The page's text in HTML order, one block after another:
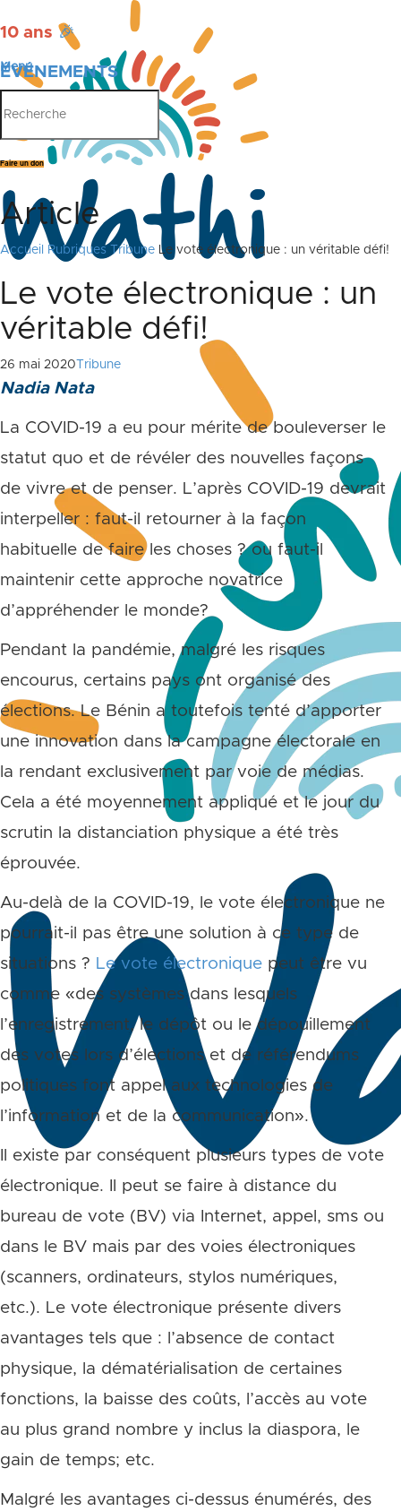
10 ans 🎉
ÉVÉNEMENTS
PUBLICATIONS
Menu
Faire un don
Article
Accueil Rubriques Tribune Le vote électronique : un véritable défi!
Le vote électronique : un
véritable défi!
26 mai 2020 Tribune
Nadia Nata
La COVID-19 a eu pour mérite de bouleverser le
statut quo et de révéler des nouvelles façons
de vivre et de penser. L’après COVID-19 devrait
interpeller : faut-il retourner à la façon
habituelle de faire les choses ? ou faut-il
maintenir cette approche novatrice
d’appréhender le monde?
Pendant la pandémie, malgré les risques
encourus, certains pays ont organisé des
élections. Le Bénin a toutefois tenté d’apporter
une innovation dans la campagne électorale en
la rendant exclusivement par voie de médias.
Cela a été moyennement appliqué et le jour du
scrutin la distanciation physique a été très
éprouvée.
Au-delà de la COVID-19, le vote électronique ne
pourrait-il pas être une solution à ce type de
situations ? Le vote électronique peut être vu
comme «des systèmes dans lesquels
l’enregistrement, le dépôt ou le dépouillement
des votes lors d’élections et de référendums
politiques font appel aux technologies de
l’information et de la communication».
Il existe par conséquent plusieurs types de vote
électronique. Il peut se faire à distance du
bureau de vote (BV) via Internet, appel, sms ou
dans le BV mais par des voies électroniques
(scanners, ordinateurs, stylos numériques,
etc.). Le vote électronique présente divers
avantages tels que : l’absence de contact
physique, la dématérialisation de certaines
fonctions, la baisse des coûts, l’accès au vote
au plus grand nombre y inclus la diaspora, le
gain de temps; etc.
Malgré les avantages ci-dessus énumérés, des